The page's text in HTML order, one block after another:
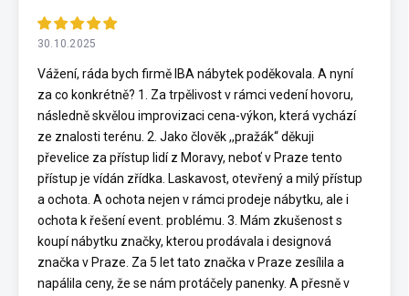
30.10.2025
Vážení, ráda bych firmě IBA nábytek poděkovala. A nyní
za co konkrétně? 1. Za trpělivost v rámci vedení hovoru,
následně skvělou improvizaci cena-výkon, která vychází
ze znalosti terénu. 2. Jako člověk ,,pražák“ děkuji
převelice za přístup lidí z Moravy, neboť v Praze tento
přístup je vídán zřídka. Laskavost, otevřený a milý přístup
a ochota. A ochota nejen v rámci prodeje nábytku, ale i
ochota k řešení event. problému. 3. Mám zkušenost s
koupí nábytku značky, kterou prodávala i designová
značka v Praze. Za 5 let tato značka v Praze zesílila a
napálila ceny, že se nám protáčely panenky. A přesně v